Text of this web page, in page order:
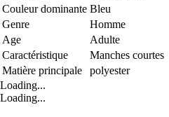
Couleur dominante Bleu
Genre
Homme
Age
Adulte
Caractéristique
Manches courtes
Matière principale
polyester
Loading...
Loading...